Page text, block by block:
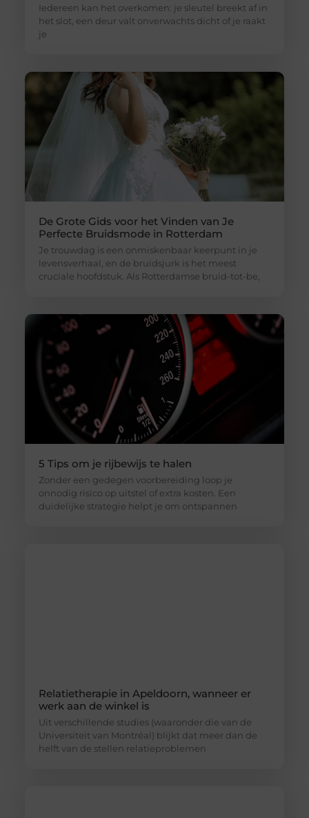
Iedereen kan het overkomen: je sleutel breekt af in
het slot, een deur valt onverwachts dicht of je raakt
je
De Grote Gids voor het Vinden van Je
Perfecte Bruidsmode in Rotterdam
Je trouwdag is een onmiskenbaar keerpunt in je
levensverhaal, en de bruidsjurk is het meest
cruciale hoofdstuk. Als Rotterdamse bruid-tot-be,
5 Tips om je rijbewijs te halen
Zonder een gedegen voorbereiding loop je
onnodig risico op uitstel of extra kosten. Een
duidelijke strategie helpt je om ontspannen
Relatietherapie in Apeldoorn, wanneer er
werk aan de winkel is
Uit verschillende studies (waaronder die van de
Universiteit van Montréal) blijkt dat meer dan de
helft van de stellen relatieproblemen